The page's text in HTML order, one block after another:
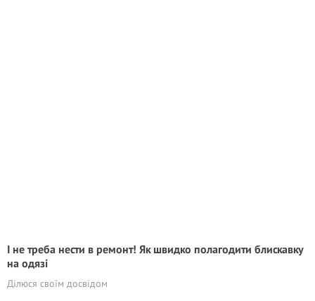
І не треба нести в ремонт! Як швидко полагодити блискавку
на одязі
Ділюся своїм досвідом